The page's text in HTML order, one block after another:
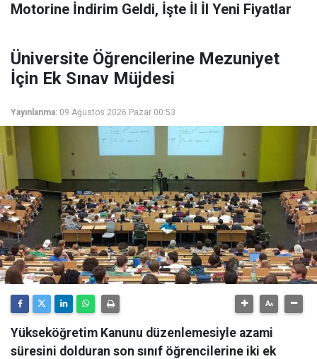
Motorine İndirim Geldi, İşte İl İl Yeni Fiyatlar
Üniversite Öğrencilerine Mezuniyet
İçin Ek Sınav Müjdesi
Yayınlanma: 09 Ağustos 2026 Pazar 00:53
Yükseköğretim Kanunu düzenlemesiyle azami
süresini dolduran son sınıf öğrencilerine iki ek